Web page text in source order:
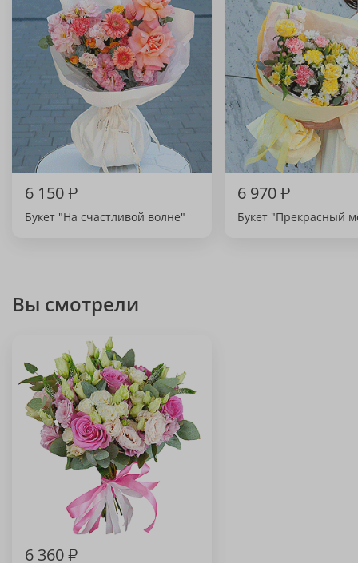
6 150₽
Букет "На счастливой волне"
6 970₽
Букет "Прекрасный
Вы смотрели
6 360₽